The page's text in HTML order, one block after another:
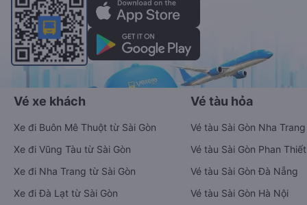
Vé xe khách
Xe đi Buôn Mê Thuột từ Sài Gòn
Xe đi Vũng Tàu từ Sài Gòn
Xe đi Nha Trang từ Sài Gòn
Xe đi Đà Lạt từ Sài Gòn
Vé tàu hỏa
Vé tàu Sài Gòn Nha Trang
Vé tàu Sài Gòn Phan Thiết
Vé tàu Sài Gòn Đà Nẵng
Vé tàu Sài Gòn Hà Nội